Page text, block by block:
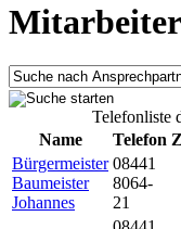
Telefonliste
Name
Telefon
Bürgermeister
Baumeister
Johannes
08441
8064-
21